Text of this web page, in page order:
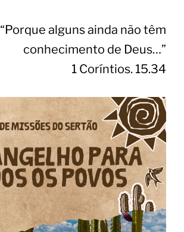
“Porque alguns ainda não têm
conhecimento de Deus…”
1 Coríntios. 15.34